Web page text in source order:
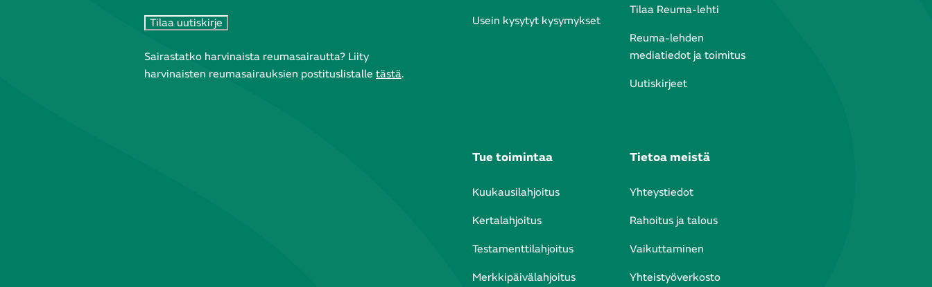
Sairastatko harvinaista reumasairautta? Liity
harvinaisten reumasairauksien postituslistalle tästä.
Usein kysytyt kysymykset
Tilaa Reuma-lehti
Reuma-lehden
mediatiedot ja toimitus
Uutiskirjeet
Tue toimintaa
Kuukausilahjoitus
Kertalahjoitus
Testamenttilahjoitus
Merkkipäivälahjoitus
Tietoa meistä
Yhteystiedot
Rahoitus ja talous
Vaikuttaminen
Yhteistyöverkosto